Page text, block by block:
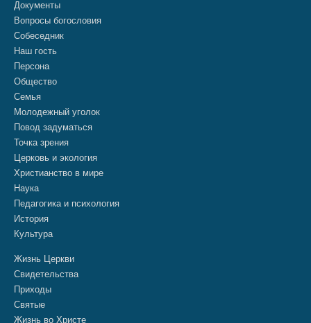
Документы
Вопросы богословия
Собеседник
Наш гость
Персона
Общество
Семья
Молодежный уголок
Повод задуматься
Точка зрения
Церковь и экология
Христианство в мире
Наука
Педагогика и психология
История
Культура
Жизнь Церкви
Свидетельства
Приходы
Святые
Жизнь во Христе